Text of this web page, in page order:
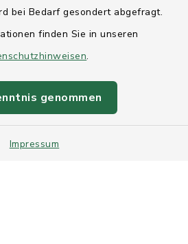
bei Bedarf gesondert abgefragt.
finden Sie in unseren
.
genommen
Impressum
Sitemap
Intranet